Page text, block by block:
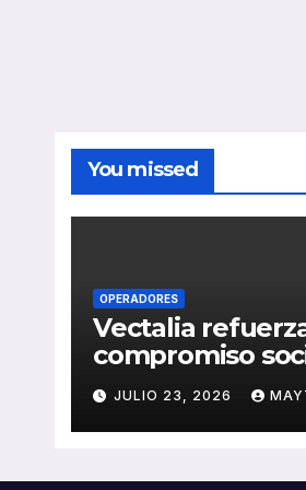
You missed
OPERADORES
Vectalia
compromiso
medioambiental
con la
de su Memoria
JULIO 23, 2026